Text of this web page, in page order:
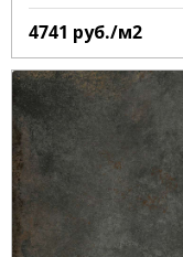
4741 руб./м2